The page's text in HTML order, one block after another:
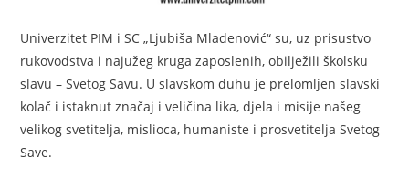
Univerzitet PIM i SC „Ljubiša Mladenović“ su, uz prisustvo
rukovodstva i najužeg kruga zaposlenih, obilježili školsku
slavu – Svetog Savu. U slavskom duhu je prelomljen slavski
kolač i istaknut značaj i veličina lika, djela i misije našeg
velikog svetitelja, mislioca, humaniste i prosvetitelja Svetog
Save.